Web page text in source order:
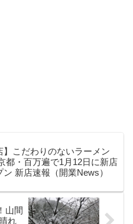
】こだわりのないラーメン
都・百万遍で1月12日に新店
ン 新店速報（開業News）
山間
れ